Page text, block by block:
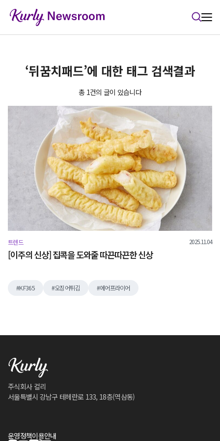
‘뒤꿈치패드’에 대한 태그 검색결과
총 1건의 글이 있습니다
트렌드 2025.11.04
[이주의 신상] 집콕을 도와줄 따끈따끈한 신상
KF365 오징어튀김 에어프라이어
주식회사 컬리
서울특별시 강남구 테헤란로 133, 18층(역삼동)
운영정책이용안내